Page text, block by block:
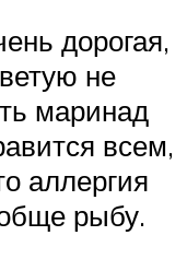
дорогая,
не
маринад
всем,
аллергия
рыбу.